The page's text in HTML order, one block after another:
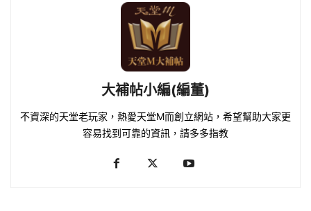
大補帖小編(編董)
不資深的天堂老玩家，熱愛天堂M而創立網站，希望幫助大家更
容易找到可靠的資訊，請多多指教